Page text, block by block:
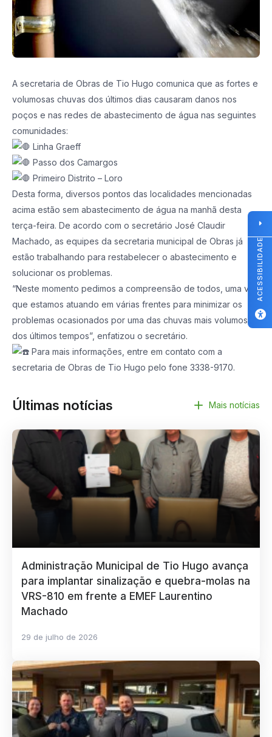
A secretaria de Obras de Tio Hugo comunica que as fortes e
volumosas chuvas dos últimos dias causaram danos nos
poços e nas redes de abastecimento de água nas seguintes
comunidades:
Linha Graeff
Passo dos Camargos
Primeiro Distrito – Loro
Desta forma, diversos pontos das localidades mencionadas
acima estão sem abastecimento de água na manhã desta
terça-feira. De acordo com o secretário José Claudir
Machado, as equipes da secretaria municipal de Obras já
estão trabalhando para restabelecer o abastecimento e
solucionar os problemas.
“Neste momento pedimos a compreensão de todos, uma vez
que estamos atuando em várias frentes para minimizar os
problemas ocasionados por uma das chuvas mais volumosas
dos últimos tempos”, enfatizou o secretário.
Para mais informações, entre em contato com a
secretaria de Obras de Tio Hugo pelo fone 3338-9170.
Últimas notícias Mais notícias
Administração Municipal de Tio Hugo avança
para implantar sinalização e quebra-molas na
VRS-810 em frente a EMEF Laurentino
Machado
29 de julho de 2026
ACESSIBILIDADE